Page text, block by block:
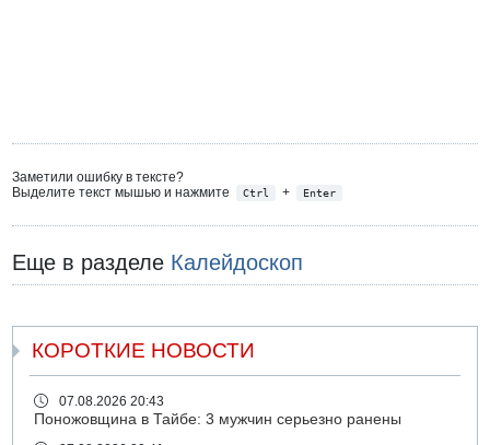
Заметили ошибку в тексте?
Выделите текст мышью и нажмите
Ctrl + Enter
Еще в разделе Калейдоскоп
КОРОТКИЕ НОВОСТИ
07.08.2026 20:43
Поножовщина в Тайбе: 3 мужчин серьезно ранены